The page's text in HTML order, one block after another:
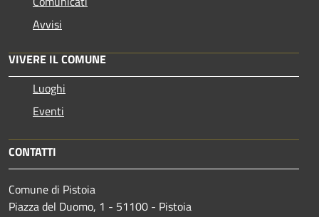
Avvisi
VIVERE IL COMUNE
Luoghi
Eventi
CONTATTI
Comune di Pistoia
Piazza del Duomo, 1 - 51100 - Pistoia